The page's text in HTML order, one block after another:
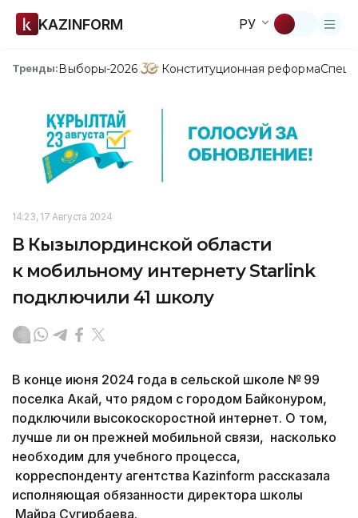
KAZINFORM РУ
Тренды:Выборы-2026 Конституционная реформа
14:23, 17 Августа 2024
В Кызылординской области
к мобильному интернету Starlink
подключили 41 школу
В конце июня 2024 года в сельской школе № 99
поселка Акай, что рядом с городом Байконуром,
подключили высокоскоростной интернет. О том,
лучше ли он прежней мобильной связи, насколько
необходим для учебного процесса,
корреспонденту агентства Kazinform рассказала
исполняющая обязанности директора школы
Майра Сугирбаева.